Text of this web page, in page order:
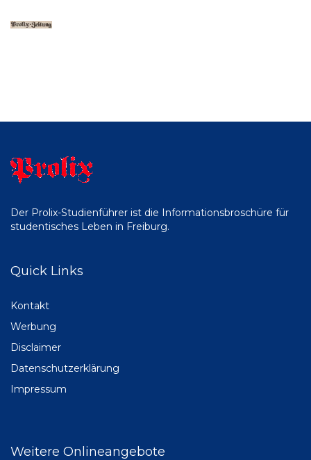
Der Prolix-Studienführer ist die Informationsbroschüre für
studentisches Leben in Freiburg.
Quick Links
Kontakt
Werbung
Disclaimer
Datenschutzerklärung
Impressum
Weitere Onlineangebote